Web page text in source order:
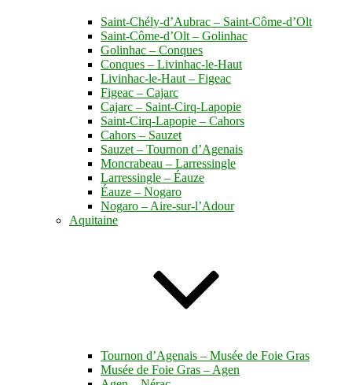
Saint-Chély-d’Aubrac – Saint-Côme-d’Olt
Saint-Côme-d’Olt – Golinhac
Golinhac – Conques
Conques – Livinhac-le-Haut
Livinhac-le-Haut – Figeac
Figeac – Cajarc
Cajarc – Saint-Cirq-Lapopie
Saint-Cirq-Lapopie – Cahors
Cahors – Sauzet
Sauzet – Tournon d’Agenais
Moncrabeau – Larressingle
Larressingle – Éauze
Éauze – Nogaro
Nogaro – Aire-sur-l’Adour
Aquitaine
Tournon d’Agenais – Musée de Foie Gras
Musée de Foie Gras – Agen